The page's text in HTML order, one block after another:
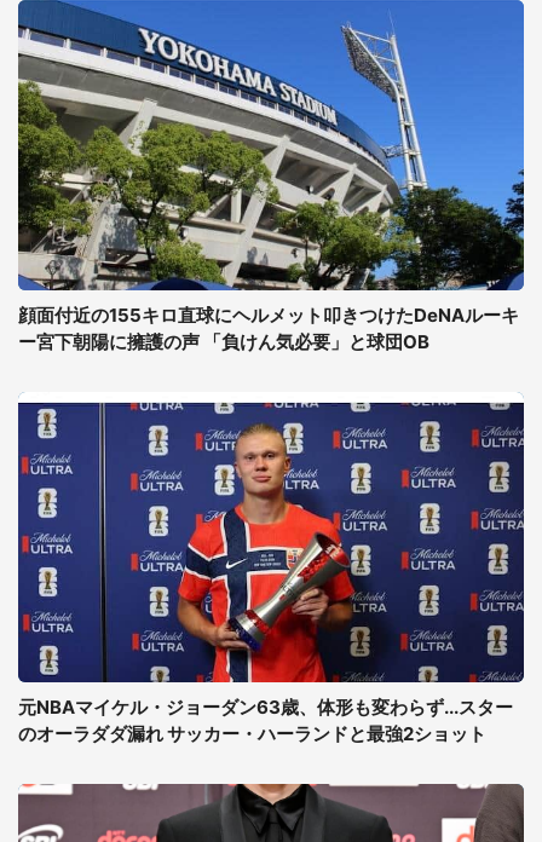
顔面付近の155キロ直球にヘルメット叩きつけたDeNAルーキ
ー宮下朝陽に擁護の声 「負けん気必要」と球団OB
元NBAマイケル・ジョーダン63歳、体形も変わらず...スター
のオーラダダ漏れ サッカー・ハーランドと最強2ショット